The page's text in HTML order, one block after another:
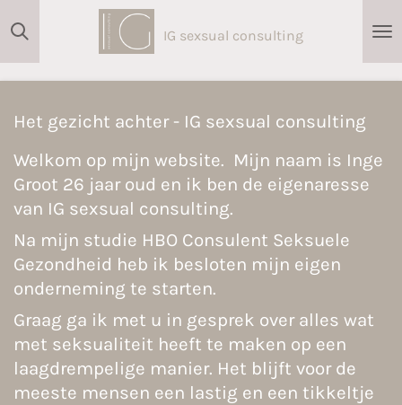
Ga
direct
hoofdinhoud
IG sexsual consulting
Het gezicht achter - IG sexsual consulting
Welkom op mijn website. Mijn naam is Inge
Groot 26 jaar oud en ik ben de eigenaresse
van IG sexsual consulting.
Na mijn studie HBO Consulent Seksuele
Gezondheid heb ik besloten mijn eigen
onderneming te starten.
Graag ga ik met u in gesprek over alles wat
met seksualiteit heeft te maken op een
laagdrempelige manier. Het blijft voor de
meeste mensen een lastig en een tikkeltje